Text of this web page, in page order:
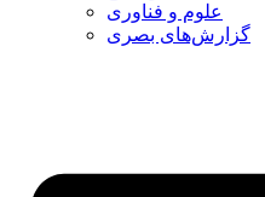
علوم و فناوری
گزارش‌های بصری